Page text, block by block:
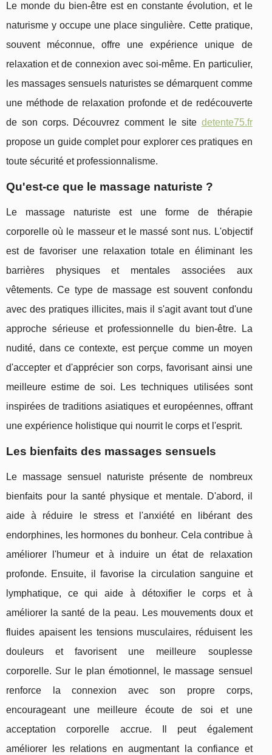
Le monde du bien-être est en constante évolution, et le
naturisme y occupe une place singulière. Cette pratique,
souvent méconnue, offre une expérience unique de
relaxation et de connexion avec soi-même. En particulier,
les massages sensuels naturistes se démarquent comme
une méthode de relaxation profonde et de redécouverte
de son corps. Découvrez comment le site detente75.fr
propose un guide complet pour explorer ces pratiques en
toute sécurité et professionnalisme.
Qu'est-ce que le massage naturiste ?
Le massage naturiste est une forme de thérapie
corporelle où le masseur et le massé sont nus. L'objectif
est de favoriser une relaxation totale en éliminant les
barrières physiques et mentales associées aux
vêtements. Ce type de massage est souvent confondu
avec des pratiques illicites, mais il s'agit avant tout d'une
approche sérieuse et professionnelle du bien-être. La
nudité, dans ce contexte, est perçue comme un moyen
d'accepter et d'apprécier son corps, favorisant ainsi une
meilleure estime de soi. Les techniques utilisées sont
inspirées de traditions asiatiques et européennes, offrant
une expérience holistique qui nourrit le corps et l'esprit.
Les bienfaits des massages sensuels
Le massage sensuel naturiste présente de nombreux
bienfaits pour la santé physique et mentale. D'abord, il
aide à réduire le stress et l'anxiété en libérant des
endorphines, les hormones du bonheur. Cela contribue à
améliorer l'humeur et à induire un état de relaxation
profonde. Ensuite, il favorise la circulation sanguine et
lymphatique, ce qui aide à détoxifier le corps et à
améliorer la santé de la peau. Les mouvements doux et
fluides apaisent les tensions musculaires, réduisent les
douleurs et favorisent une meilleure souplesse
corporelle. Sur le plan émotionnel, le massage sensuel
renforce la connexion avec son propre corps,
encourageant une meilleure écoute de soi et une
acceptation corporelle accrue. Il peut également
améliorer les relations en augmentant la confiance et